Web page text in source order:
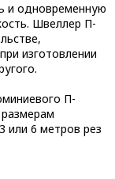
и одновременную
Швеллер П-
изготовлении
П-
или 6 метров рез